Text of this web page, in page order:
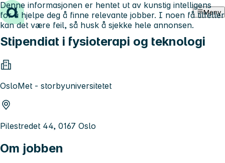
Hopp til innhold Meny
Stipendiat i fysioterapi og teknologi
OsloMet - storbyuniversitetet
Pilestredet 44, 0167 Oslo
Om jobben
Denne informasjonen er hentet ut av kunstig intelligens
for å hjelpe deg å finne relevante jobber. I noen få tilfeller
kan det være feil, så husk å sjekke hele annonsen.